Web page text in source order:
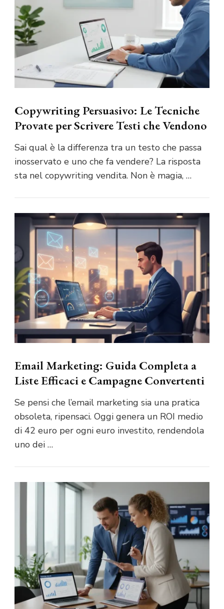
Copywriting Persuasivo: Le Tecniche
Provate per Scrivere Testi che Vendono
Sai qual è la differenza tra un testo che passa
inosservato e uno che fa vendere? La risposta
sta nel copywriting vendita. Non è magia, …
Email Marketing: Guida Completa a
Liste Efficaci e Campagne Convertenti
Se pensi che l’email marketing sia una pratica
obsoleta, ripensaci. Oggi genera un ROI medio
di 42 euro per ogni euro investito, rendendola
uno dei …